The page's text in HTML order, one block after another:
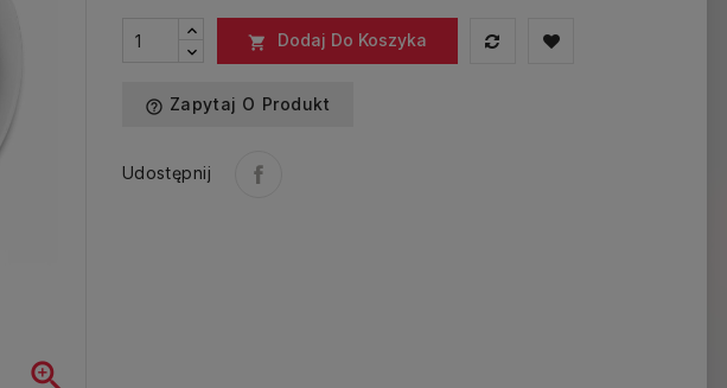

 Dodaj Do Koszyka
help_outline Zapytaj O Produkt
Udostępnij